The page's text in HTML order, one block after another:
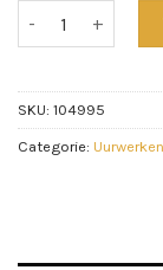
SKU: 104995
Categorie: Uurwerken